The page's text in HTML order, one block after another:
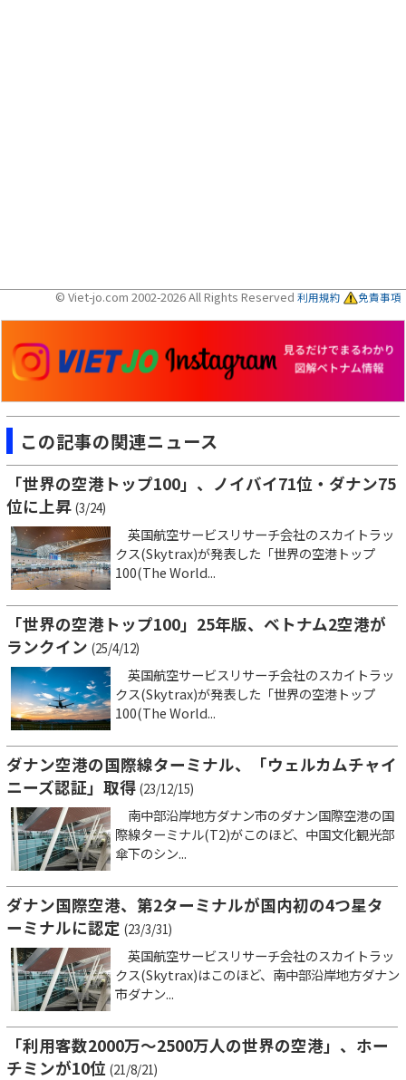
© Viet-jo.com 2002-2026 All Rights Reserved 利用規約 免責事項
この記事の関連ニュース
「世界の空港トップ100」、ノイバイ71位・ダナン75
位に上昇 (3/24)
英国航空サービスリサーチ会社のスカイトラッ
クス(Skytrax)が発表した「世界の空港トップ
100(The World...
「世界の空港トップ100」25年版、ベトナム2空港が
ランクイン (25/4/12)
英国航空サービスリサーチ会社のスカイトラッ
クス(Skytrax)が発表した「世界の空港トップ
100(The World...
ダナン空港の国際線ターミナル、「ウェルカムチャイ
ニーズ認証」取得 (23/12/15)
南中部沿岸地方ダナン市のダナン国際空港の国
際線ターミナル(T2)がこのほど、中国文化観光部
傘下のシン...
ダナン国際空港、第2ターミナルが国内初の4つ星タ
ーミナルに認定 (23/3/31)
英国航空サービスリサーチ会社のスカイトラッ
クス(Skytrax)はこのほど、南中部沿岸地方ダナン
市ダナン...
「利用客数2000万～2500万人の世界の空港」、ホー
チミンが10位 (21/8/21)